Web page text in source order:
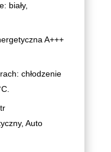
biały,
A+++
chłodzenie
Auto